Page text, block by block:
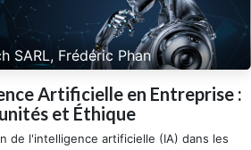
SARL, Frédéric Phan
Artificielle en Entreprise :
et Éthique
de l'intelligence artificielle (IA) dans les